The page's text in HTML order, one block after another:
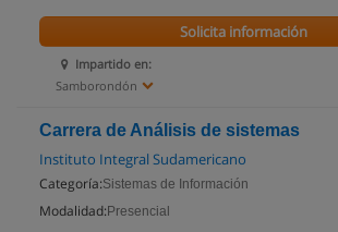
Impartido en:
Samborondón
Solicita información
Carrera de Análisis de sistemas
Instituto Integral Sudamericano
Categoría:Sistemas de Información
Modalidad: Presencial